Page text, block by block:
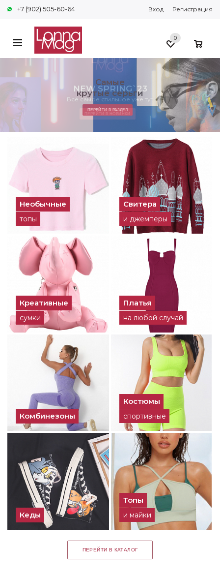
+7 (902) 505-60-64 Вход Регистрация
0
NEW SPRING`23
Всё самое стильное уже тут
ПЕРЕЙТИ В НОВИНКИ
Самые
крутые серьги
ПЕРЕЙТИ В РАЗДЕЛ
Необычные
топы
Свитера
и джемперы
Креативные
сумки
Платья
на любой случай
Комбинезоны
Костюмы
спортивные
Кеды
Топы
и майки
ПЕРЕЙТИ В КАТАЛОГ